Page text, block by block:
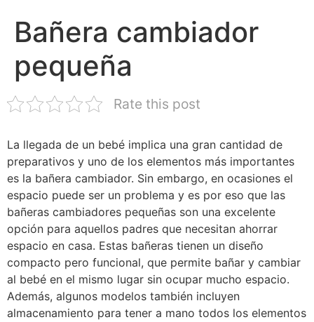
Bañera cambiador
pequeña
Rate this post
La llegada de un bebé implica una gran cantidad de
preparativos y uno de los elementos más importantes
es la bañera cambiador. Sin embargo, en ocasiones el
espacio puede ser un problema y es por eso que las
bañeras cambiadores pequeñas son una excelente
opción para aquellos padres que necesitan ahorrar
espacio en casa. Estas bañeras tienen un diseño
compacto pero funcional, que permite bañar y cambiar
al bebé en el mismo lugar sin ocupar mucho espacio.
Además, algunos modelos también incluyen
almacenamiento para tener a mano todos los elementos